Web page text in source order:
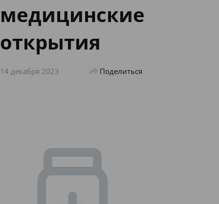
медицинские
открытия
14 декабря 2023 Поделиться